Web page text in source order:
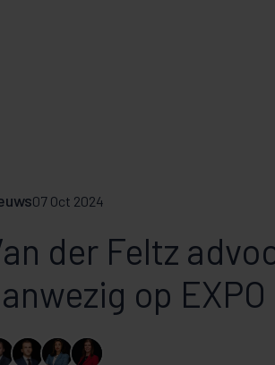
07 Oct 2024
der Feltz
op EXPO